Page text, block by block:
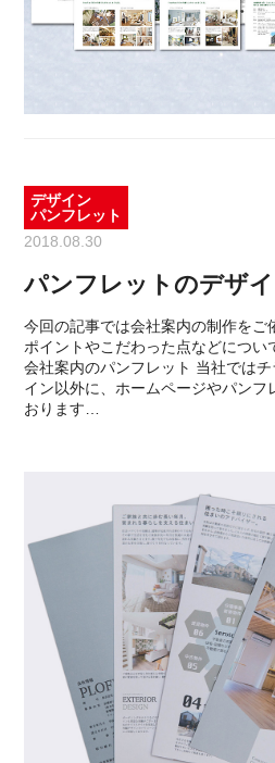
2018.08.30
パンフレットのデザ
今回の記事では会社案内の制作をご
ポイントやこだわった点などについ
会社案内のパンフレット 当社では
イン以外に、ホームページやパンフ
おります…
デザイン
パンフレット